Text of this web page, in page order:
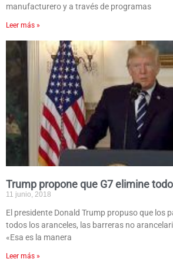
manufacturero y a través de programas
Leer más »
Trump propone que G7 elimine
11 junio, 2018
El presidente Donald Trump propuso que los
todos los aranceles, las barreras no
«Esa es la manera
Leer más »